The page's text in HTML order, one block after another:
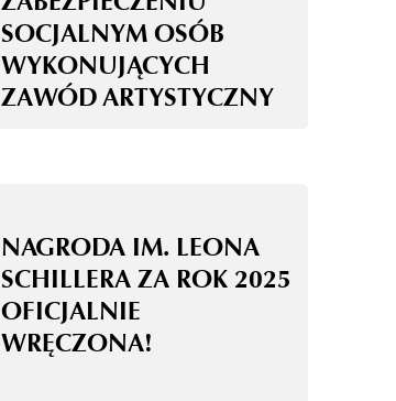
SOCJALNYM OSÓB
WYKONUJĄCYCH
ZAWÓD ARTYSTYCZNY
NAGRODA IM. LEONA
SCHILLERA ZA ROK 2025
OFICJALNIE
WRĘCZONA!